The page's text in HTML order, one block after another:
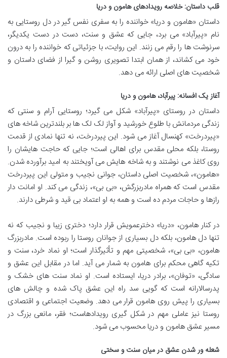
قلب داستان: خلاصه رویدادهای هامون و دریا
داستان «هامون و دریا» خواننده را به سفری نفس گیر در دل روستایی به
نام «پیرآباد» می برد، جایی که عشق و سنت، دست در دست یکدیگر،
سرنوشت ها را رقم می زنند. این روایت، با جزئیاتی که خواننده را به درون
خود می کشاند، از همان ابتدا تصویری روشن و گیرا از فضای داستان و
شخصیت های اصلی ارائه می دهد.
آغاز یک افسانه: پیرآباد، هامون و دریا
داستان در روستای «پیرآباد» شکل می گیرد؛ روستایی آرام و سنتی که
زندگی مردمانش با طلوع خورشید و آواز لک لک ها بر بلندترین شاخه های
«پیردرخت» کهنسال آغاز می شود. این پیردرخت، نه تنها نمادی از قدمت
روستا، بلکه محلی مقدس برای اهالی است؛ جایی که حاجت هایشان را
روی کاغذ می نوشتند و به شاخه هایش می آویختند به امید برآورده شدن.
«هامون»، شخصیت اصلی داستان، جوانی نجیب و متولی این پیردرخت
مقدس است که همراه مادربزرگش، «بی بی»، زندگی می کند. او امانت دار
رازها و حاجات مردم ده است و همه به او اعتماد بی قید و شرطی دارند.
در کنار هامون، «دریا» دخترعمویش قرار دارد؛ دختری زیبا و نجیب که نه
تنها دل هامون، بلکه دل بسیاری از جوانان روستا را ربوده است. مادربزرگ
هامون، «بی بی»، شخصیتی مهم و تأثیرگذار است؛ او نماد خرد، سنت و
تکیه گاهی محکم برای هامون به شمار می آید. اما در مقابل این عشق و
سادگی، «توفان»، برادر دریا، ایستاده است. او نماد سنت های خشک و
پدرسالارانه است که گویی سد راه این عشق پاک شده و چالش های
بسیاری را پیش روی هامون قرار می دهد. وضعیت اجتماعی و اقتصادی
روستا نیز عاملی مهم در شکل گیری رویدادهاست؛ فقر، مانعی بزرگ در
مسیر عشق هامون و دریا محسوب می شود.
شعله ور شدن عشق در میان سنت و سختی